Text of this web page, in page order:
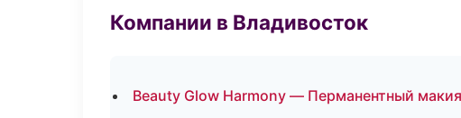
Компании в Владивосток
Beauty Glow Harmony — Перманентный